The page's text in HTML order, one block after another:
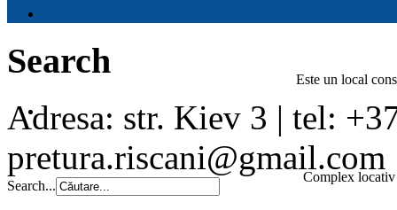
Este un local
Complex
Search
Adresa: str. Kiev 3 | tel:
pretura.riscani@gmail.com
Search...